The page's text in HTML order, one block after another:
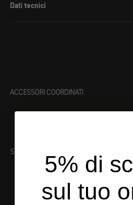
Dati tecnici
ACCESSORI COORDINATI
STRUMENTO ADATTO5% di
sul tuo